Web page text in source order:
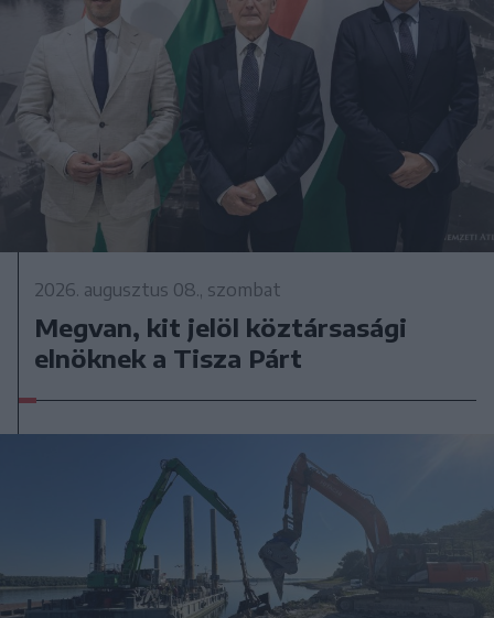
2026. augusztus 08., szombat
Megvan, kit jelöl köztársasági
elnöknek a Tisza Párt